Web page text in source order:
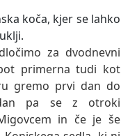
za dvodnevni
primerna tudi kot
gremo prvi dan do
pa se z otroki
in če je še